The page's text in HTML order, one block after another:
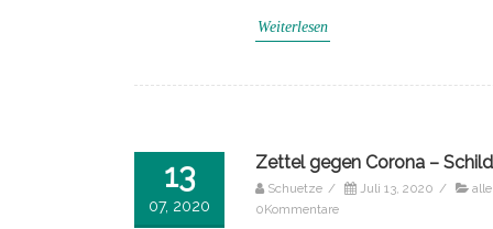
Weiterlesen
13
07, 2020
Zettel gegen Corona –
Schuetze / Juli 13, 2020 /
0Kommentare